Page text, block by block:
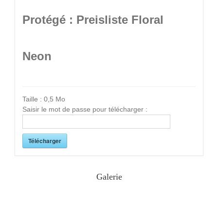
Protégé : Preisliste Floral
Neon
Taille : 0,5 Mo
Saisir le mot de passe pour télécharger :
Télécharger
Galerie